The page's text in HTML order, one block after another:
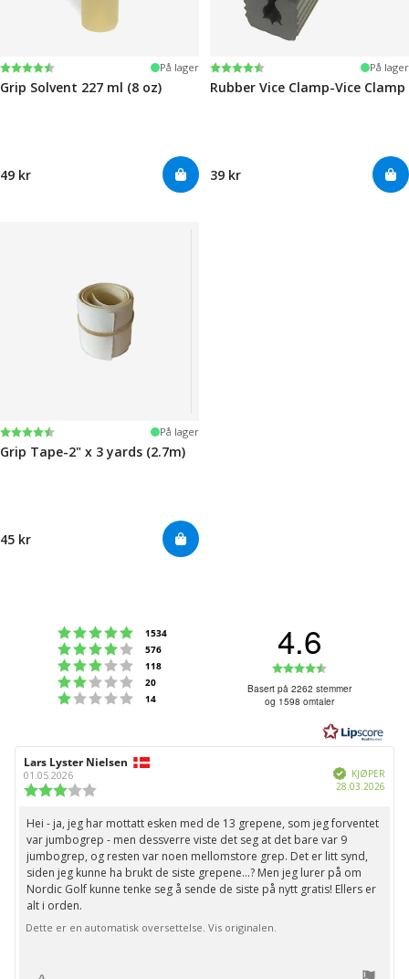
Karakter:
4.6 av 5 mulige På lager
Grip Solvent 227 ml (8 oz)
49 kr
Karakter:
4.6 av 5 mulige På lager
Rubber Vice Clamp-Vice Clamp
39 kr
Karakter:
4.5 av 5 mulige På lager
Grip Tape-2" x 3 yards (2.7m)
45 kr
Karakter: 5 av 5 mulige
1534
Karakter: 4 av 5 mulige
576
Karakter: 3 av 5 mulige
118
Karakter: 2 av 5 mulige
20
Karakter: 1 av 5 mulige
14
4.6
4.6
av
5
Basert på 2262 stemmer
og 1598 omtaler
Forfatter:
Lars Lyster Nielsen
01.05.2026
av
5
mulige
VerifisertKJØPER
28.03.2026
Omtaletekst:
Hei - ja, jeg har mottatt esken med de 13 grepene, som jeg forventet
var jumbogrep - men dessverre viste det seg at det bare var 9
jumbogrep, og resten var noen mellomstore grep. Det er litt synd,
siden jeg kunne ha brukt de siste grepene...? Men jeg lurer på om
Nordic Golf kunne tenke seg å sende de siste på nytt gratis! Ellers er
alt i orden.
Dette er en automatisk oversettelse. Vis originalen.